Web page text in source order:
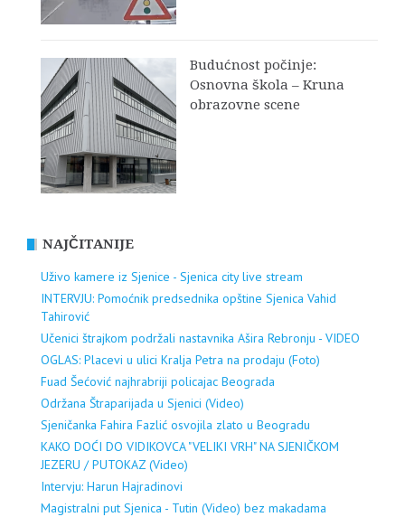
Budućnost počinje:
Osnovna škola – Kruna
obrazovne scene
NAJČITANIJE
Uživo kamere iz Sjenice - Sjenica city live stream
INTERVJU: Pomoćnik predsednika opštine Sjenica Vahid
Tahirović
Učenici štrajkom podržali nastavnika Ašira Rebronju - VIDEO
OGLAS: Placevi u ulici Kralja Petra na prodaju (Foto)
Fuad Šećović najhrabriji policajac Beograda
Održana Štraparijada u Sjenici (Video)
Sjeničanka Fahira Fazlić osvojila zlato u Beogradu
KAKO DOĆI DO VIDIKOVCA "VELIKI VRH" NA SJENIČKOM
JEZERU / PUTOKAZ (Video)
Intervju: Harun Hajradinovi
Magistralni put Sjenica - Tutin (Video) bez makadama